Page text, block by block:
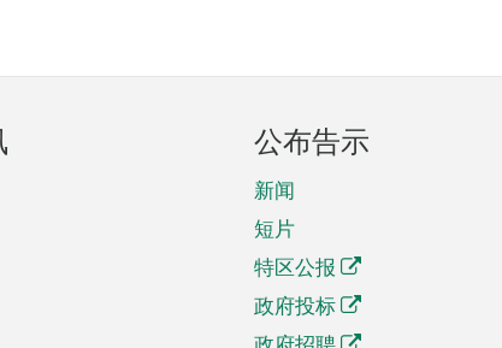
公布告示
新闻
短片
特区公报
政府投标